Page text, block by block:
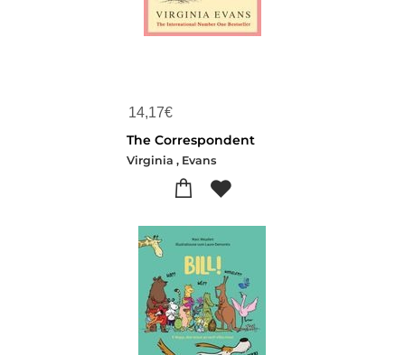
14,17€
The Correspondent
Virginia , Evans